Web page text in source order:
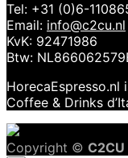
Tel: +31 (0)6-
Email: info@c2cu.nl
KvK: 92471986
Btw:
HorecaEspresso.nl
Coffee & Drinks
Copyright © C2CU